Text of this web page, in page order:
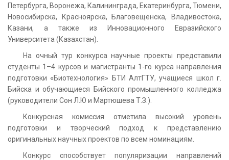
Петербурга, Воронежа, Калининграда, Екатеринбурга, Тюмени,
Новосибирска, Красноярска, Благовещенска, Владивостока,
Казани, а также из Инновационного Евразийского
Университета (Казахстан).
На очный тур конкурса научные проекты представили
студенты 1–4 курсов и магистранты 1-го курса направления
подготовки «Биотехнология» БТИ АлтГТУ, учащиеся школ г.
Бийска и обучающиеся Бийского промышленного колледжа
(руководители Сон Л.Ю и Мартюшева Т.З.).
Конкурсная комиссия отметила высокий уровень
подготовки и творческий подход к представлению
оригинальных научных проектов по всем номинациям.
Конкурс способствует популяризации направлений